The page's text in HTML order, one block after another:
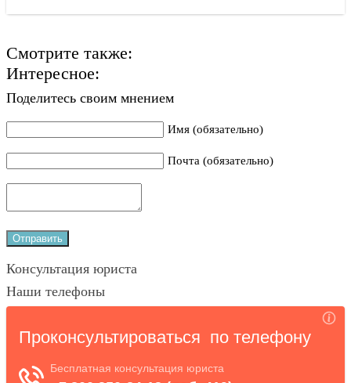
Смотрите также:
Интересное:
Поделитесь своим мнением
Имя (обязательно)
Почта (обязательно)
Консультация юриста
Наши телефоны